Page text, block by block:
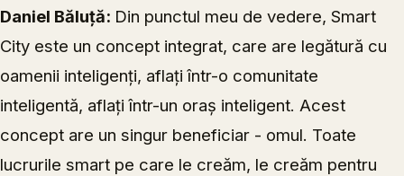
Daniel Băluță: Din punctul meu de vedere, Smart
City este un concept integrat, care are legătură cu
oamenii inteligenți, aflați într-o comunitate
inteligentă, aflați într-un oraș inteligent. Acest
concept are un singur beneficiar - omul. Toate
lucrurile smart pe care le creăm, le creăm pentru